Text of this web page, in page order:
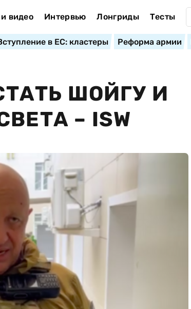
видео Интервью Лонгриды Тесты
в ЕС: кластеры Реформа армии
ШОЙГУ И
– ISW